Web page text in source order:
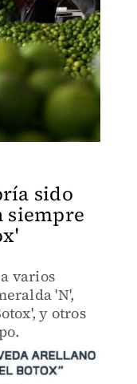
sido
siempre
varios
'N',
y otros